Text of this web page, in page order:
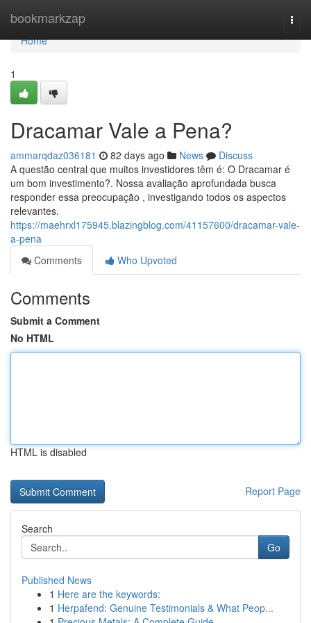
bookmarkzap
Home
Home
1
Dracamar Vale a Pena?
ammarqdaz036181 82 days ago News
Discuss
A questão central que muitos investidores têm é: O Dracamar é
um bom investimento?. Nossa avaliação aprofundada busca
responder essa preocupação , investigando todos os aspectos
relevantes.
https://maehrxl175945.blazingblog.com/41157600/dracamar-vale-
a-pena
Comments
Who Upvoted
Comments
Submit a Comment
No HTML
HTML is disabled
Report Page
Search
Go
Published News
1 Here are the keywords:
1 Herpafend: Genuine Testimonials & What Peop...